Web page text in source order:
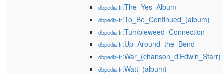
dbpedia-fr:The_Yes_Album
dbpedia-fr:To_Be_Continued_(album)
dbpedia-fr:Tumbleweed_Connection
dbpedia-fr:Up_Around_the_Bend
dbpedia-fr:War_(chanson_d'Edwin_Starr)
dbpedia-fr:Watt_(album)